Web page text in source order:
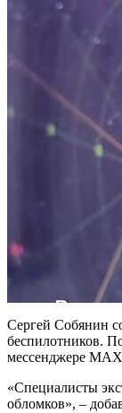
Сергей Собянин
беспилотников.
мессенджере
«Специалисты
обломков», –